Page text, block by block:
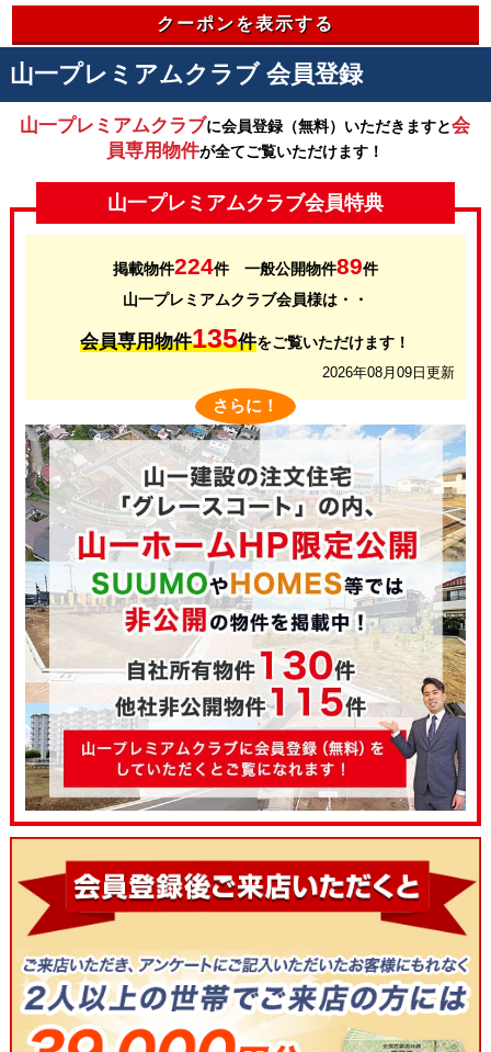
クーポンを表示する
山一プレミアムクラブ 会員登録
山一プレミアムクラブに会員登録（無料）いただきますと会
員専用物件が全てご覧いただけます！
山一プレミアムクラブ会員特典
掲載物件224件 一般公開物件89件
山一プレミアムクラブ会員様は・・
会員専用物件135件をご覧いただけます！
2026年08月09日更新
さらに！